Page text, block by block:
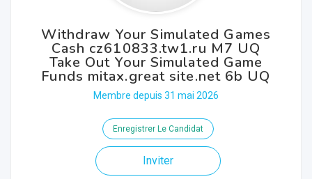
Withdraw Your Simulated Games
Cash cz610833.tw1.ru M7 UQ
Take Out Your Simulated Game
Funds mitax.great site.net 6b UQ
Membre depuis 31 mai 2026
Enregistrer Le Candidat
Inviter